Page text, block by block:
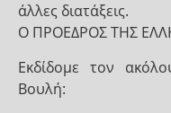
άλλες διατάξεις.
Ο ΠΡΟΕΔΡΟΣ ΤΗΣ
Εκδίδομε τον
Βουλή: